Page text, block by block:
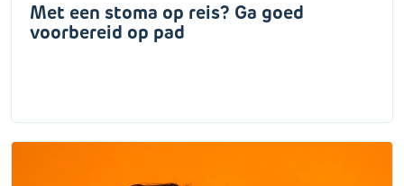
Met een stoma op reis? Ga goed
voorbereid op pad